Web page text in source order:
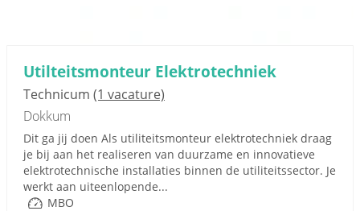
Utilteitsmonteur Elektrotechniek
Technicum (1 vacature)
Dokkum
Dit ga jij doen Als utiliteitsmonteur elektrotechniek draag
je bij aan het realiseren van duurzame en innovatieve
elektrotechnische installaties binnen de utiliteitssector. Je
werkt aan uiteenlopende...
MBO